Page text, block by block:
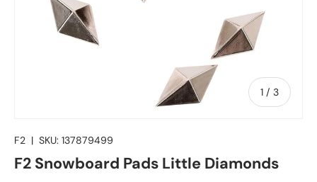
1 / von
3
F2 | SKU: 137879499
F2 Snowboard Pads Little Diamonds